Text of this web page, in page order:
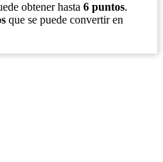
obtener hasta 6 puntos.
que se puede convertir en